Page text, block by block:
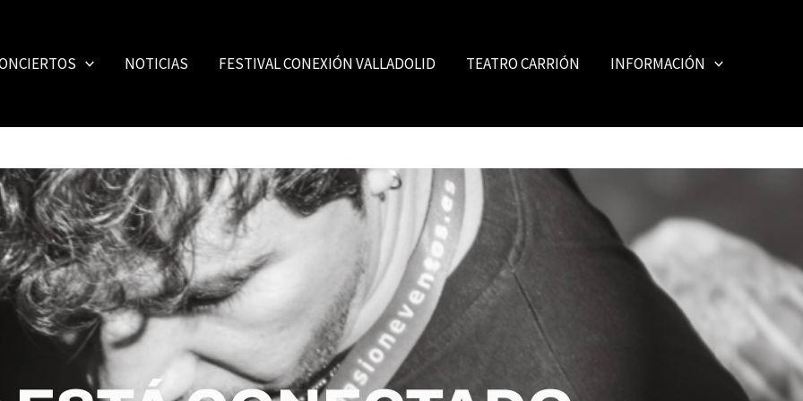
NOTICIAS FESTIVAL CONEXIÓN VALLADOLID TEATRO CARRIÓN INFORMACIÓN